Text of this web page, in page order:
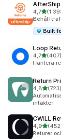
AfterShip
4,7av 5
(1
1393
Behåll
Built
Loop
4,7av 5(407)
407
Hantera
Return
4,8av 5(723)
723
intäkter
CWILL
4,9av 5
452
Returer